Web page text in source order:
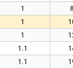
1
1
1
1.1
1.1